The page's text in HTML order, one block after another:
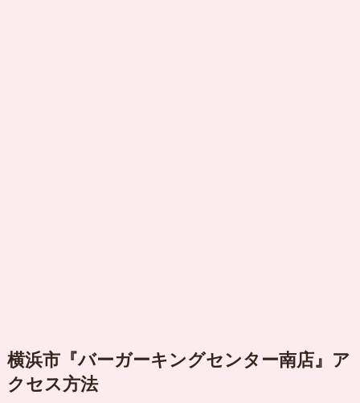
横浜市『バーガーキングセンター南店』ア
クセス方法